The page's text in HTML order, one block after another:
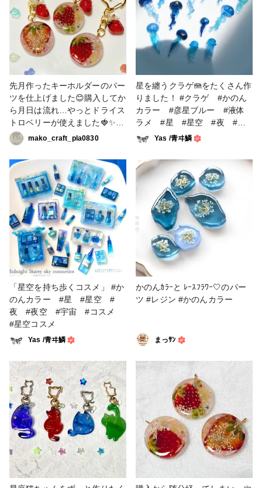
#甘露寺蜜璃 #かのんカラー
先月作ったキーホルダーのパー
ツを仕上げました😊購入してか
ら月日は流れ…やっとドライス
トロベリーが使えました🍓✨ベ
ースにかのんカラーのピンクに
白を混ぜてほんのりキラキラ✨
合わせるお花の配置が難しいで
すね💦 チャームの苺はこの前
の星座🐱のガーネットを少し薄
めて、ヘタの部分はぷっくりレ
ジンにかのんカラーのグリーン
と普通のグリーンを混ぜて手描
きで盛りました🟢かのんカラー
を混ぜると、色に深みが出ます
ね✨✨ もっとドライフルーツや
お花が使いこなせるようになり
たいですね☺️ #キーホルダー #
販売中 #かのんカラー #ドライ
ストロベリー
mako_craft_pla0830
星を纏うクラゲ🪼をたくさん作
りました！ #クラゲ #かのん
カラー #彦星ブルー #液体
ラメ #星 #星空 #夜 #夜
空 #宇宙 #青 #クロコちゃん
Yas /青ヰ鱗
「星空を持ち歩くコスメ」 #か
のんカラー #星 #星空 #
夜 #夜空 #宇宙 #コスメ
#星空コスメ
Yas /青ヰ鱗
かのんｶﾗｰと ﾚｰｽﾌﾗﾜｰ‎🤍のパー
ツ #レジン #かのんカラー
まっｻﾝ